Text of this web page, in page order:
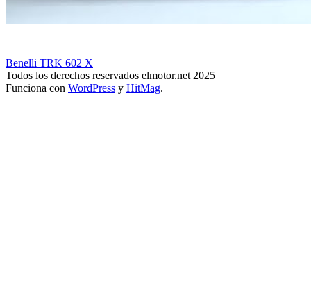
Benelli TRK 602 X
Todos los derechos reservados elmotor.net 2025
Funciona con WordPress y HitMag.